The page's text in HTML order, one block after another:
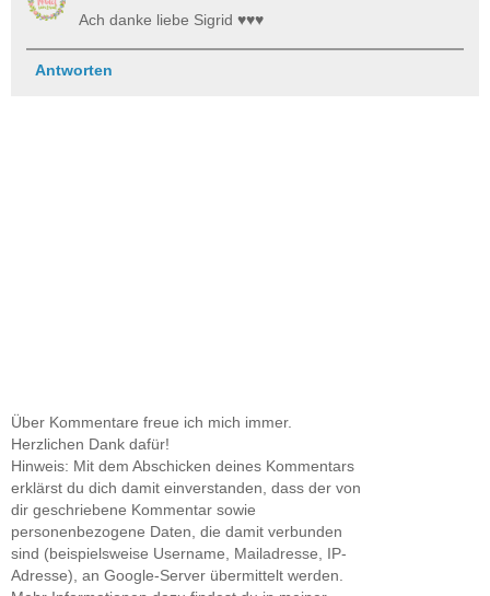
Ach danke liebe Sigrid ♥♥♥
Antworten
Über Kommentare freue ich mich immer.
Herzlichen Dank dafür!
Hinweis: Mit dem Abschicken deines Kommentars
erklärst du dich damit einverstanden, dass der von
dir geschriebene Kommentar sowie
personenbezogene Daten, die damit verbunden
sind (beispielsweise Username, Mailadresse, IP-
Adresse), an Google-Server übermittelt werden.